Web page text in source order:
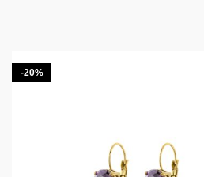
-20%